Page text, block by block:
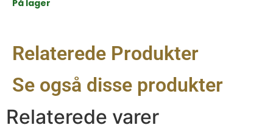
På lager
Relaterede Produkter
Se også disse produkter
Relaterede varer